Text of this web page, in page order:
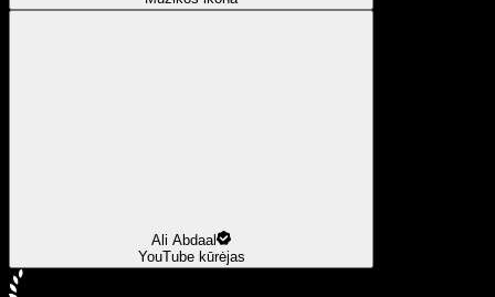
Ali Abdaal
YouTube kūrėjas